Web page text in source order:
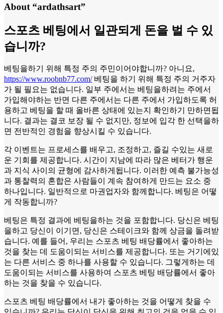
About “ardathsart”
스포츠 베팅에서 일관되게 돈을 벌 수 있
습니까?
베팅을하기 위해 특정 주의 주민이어야합니까? 아니요,
https://www.roobnb77.com/베팅을 하기 위해 특정 주의 거주자
가 될 필요는 없습니다. 일부 주에서는 베팅을하려는 주에서
가입해야하는 반면 다른 주에서는 다른 주에서 가입하도록 허
용하고 베팅을 할 때 올바른 상태에 있는지 확인하기 만하면됩
니다. 결과는 결코 보장 될 수 없지만, 정보에 입각 한 선택을하
면 전반적인 경험을 향상시킬 수 있습니다.
각 이벤트는 프로세스를 배우고, 조정하고, 즐길 수있는 새로
운 기회를 제공합니다. 시간이 지남에 따라 많은 베터가 행운
과 지식 사이의 균형에 감사하게됩니다. 이러한 예측 불가능성
과 통찰력의 혼합은 사람들이 계속 참여하게 만드는 요소 중
하나입니다. 일반적으로 마권업자와 함께합니다. 베팅은 어떻
게 작동합니까?
베팅은 특정 결과에 베팅을하는 것을 포함합니다. 당신은 베팅
을하고 당신이 이기면, 당신은 스테이크와 함께 상금을 돌려받
습니다. 예를 들어, 우리는 스포츠 베팅 배당률에서 좋아하는
것을 찾는 데 도움이되는 서비스를 제공합니다. 또는 거기에있
는 다른 서비스 중 하나를 사용할 수 있습니다. 그렇게하는 데
도움이되는 서비스를 사용하여 스포츠 베팅 배당률에서 좋아
하는 것을 찾을 수 있습니다.
스포츠 베팅 배당률에서 내가 좋아하는 것을 어떻게 찾을 수